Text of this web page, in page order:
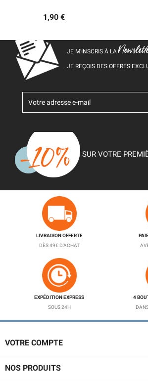
1,90 €
JE M’INSCRIS À LA
JE REÇOIS DES OFFRES
SUR VOTRE
LIVRAISON OFFERTE
DÈS 49€ D'ACHAT
EXPÉDITION EXPRESS
SOUS 24H
4
VOTRE COMPTE
NOS PRODUITS